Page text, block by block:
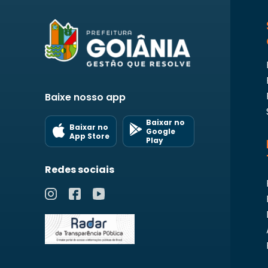
Baixe nosso app
Baixar no
App Store
Baixar no
Google
Play
Redes sociais